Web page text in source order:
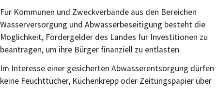
Für Kommunen und Zweckverbände aus den Bereichen
Wasserversorgung und Abwasserbeseitigung besteht die
Möglichkeit, Fördergelder des Landes für Investitionen zu
beantragen, um ihre Bürger finanziell zu entlasten.
Im Interesse einer gesicherten Abwasserentsorgung dürfen
keine Feuchttücher, Küchenkrepp oder Zeitungspapier über